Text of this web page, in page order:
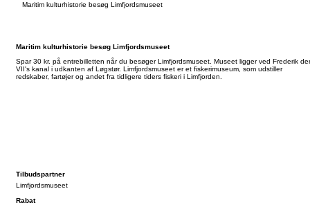
Maritim kulturhistorie besøg Limfjordsmuseet
Maritim kulturhistorie besøg Limfjordsmuseet
Spar 30 kr. på entrebilletten når du besøger Limfjordsmuseet. Museet ligger ved Frederik
VII's kanal i udkanten af Løgstør. Limfjordsmuseet er et fiskerimuseum, som udstiller
redskaber, fartøjer og andet fra tidligere tiders fiskeri i Limfjorden.
Tilbudspartner
Limfjordsmuseet
Rabat